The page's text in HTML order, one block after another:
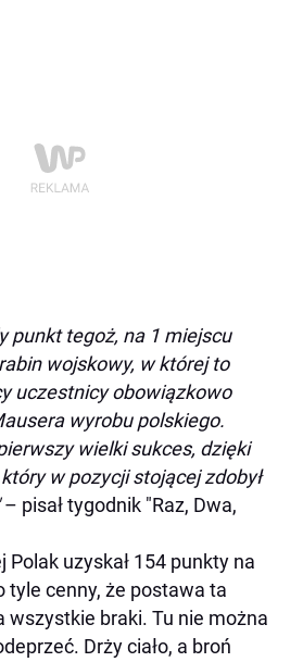
punkt tegoż, na 1 miejscu
wojskowy, w której to
uczestnicy obowiązkowo
wyrobu polskiego.
wielki sukces, dzięki
w pozycji stojącej zdobył
– pisał tygodnik "Raz, Dwa,
uzyskał 154 punkty na
tyle cenny, że postawa ta
wszystkie braki. Tu nie można
Drży ciało, a broń